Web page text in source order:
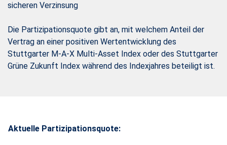
sicheren Verzinsung
Die Partizipationsquote gibt an, mit welchem Anteil der
Vertrag an einer positiven Wertentwicklung des
Stuttgarter M-A-X Multi-Asset Index oder des Stuttgarter
Grüne Zukunft Index während des Indexjahres beteiligt ist.
Aktuelle Partizipationsquote: